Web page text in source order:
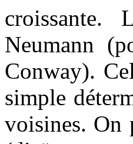
croissante.
Neumann
Conway).
simple
voisines. On